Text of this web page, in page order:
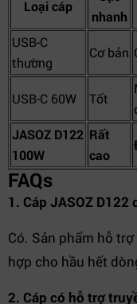
Loại cáp
nhanh
USB-C
thường
Cơ bản
USB-C 60W Tốt
JASOZ D122
100W
Rất
cao
FAQs
1. Cáp JASOZ
Có. Sản phẩm hỗ
hợp cho hầu hết
2. Cáp có hỗ trợ